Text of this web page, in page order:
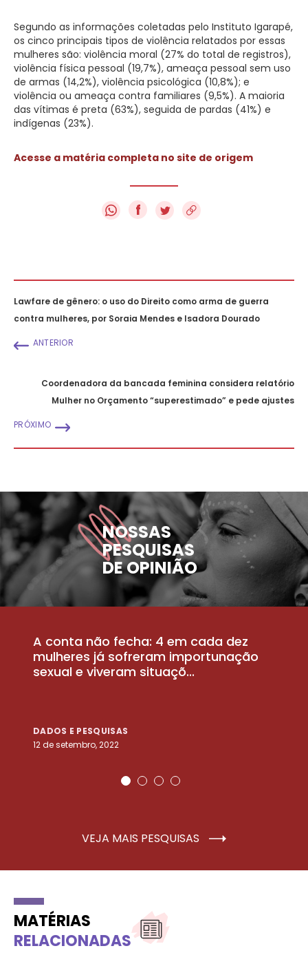
Segundo as informações coletadas pelo Instituto Igarapé,
os cinco principais tipos de violência relatados por essas
mulheres são: violência moral (27% do total de registros),
violência física pessoal (19,7%), ameaça pessoal sem uso
de armas (14,2%), violência psicológica (10,8%); e
violência ou ameaça contra familiares (9,5%). A maioria
das vítimas é preta (63%), seguida de pardas (41%) e
indígenas (23%).
Acesse a matéria completa no site de origem
f
Lawfare de gênero: o uso do Direito como arma de guerra
contra mulheres, por Soraia Mendes e Isadora Dourado
ANTERIOR
Coordenadora da bancada feminina considera relatório
Mulher no Orçamento “superestimado” e pede ajustes
PRÓXIMO
NOSSAS
PESQUISAS
DE OPINIÃO
A conta não fecha: 4 em cada dez
mulheres já sofreram importunação
sexual e viveram situaçõ...
DADOS E PESQUISAS
12 de setembro, 2022
VEJA MAIS PESQUISAS
MATÉRIAS
RELACIONADAS